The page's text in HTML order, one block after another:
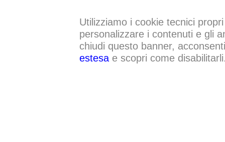
Utilizziamo i cookie tecnici
personalizzare i contenuti e gli
chiudi questo banner,
estesae scopri come